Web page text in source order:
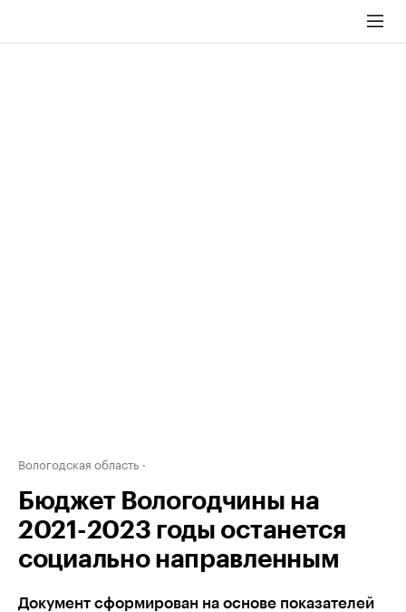
Вологодская область
Бюджет Вологодчины на
2021-2023 годы останется
социально направленным
Документ сформирован на основе показателей